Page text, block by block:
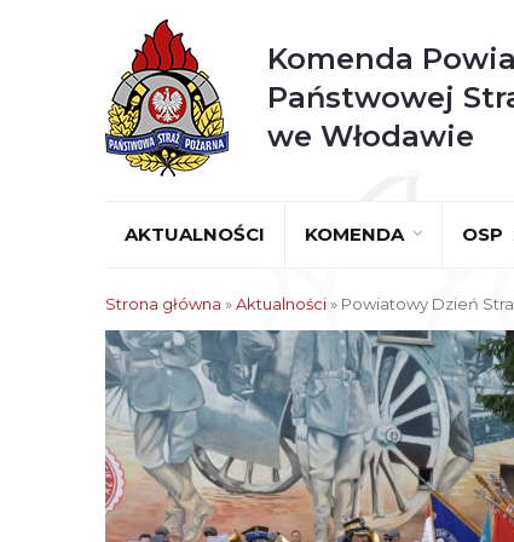
Komenda
Państwowej
we Włodawie
AKTUALNOŚCI KOMENDA OSP
Strona główna »Aktualności» Powiatowy Dzień